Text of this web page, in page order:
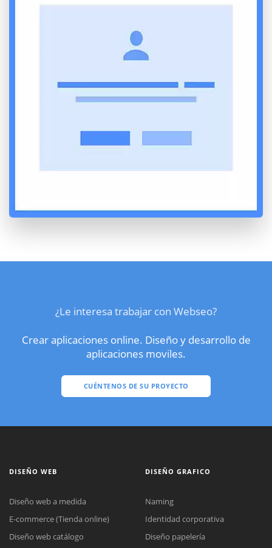
¿Le interesa trabajar con Webseo?
Crear aplicaciones online. Diseño y desarrollo de
aplicaciones moviles.
CUÉNTENOS DE SU PROYECTO
DISEÑO WEB
Diseño web a medida
E-commerce (Tienda online)
Diseño web catálogo
DISEÑO GRAFICO
Naming
Identidad corporativa
Diseño papelería